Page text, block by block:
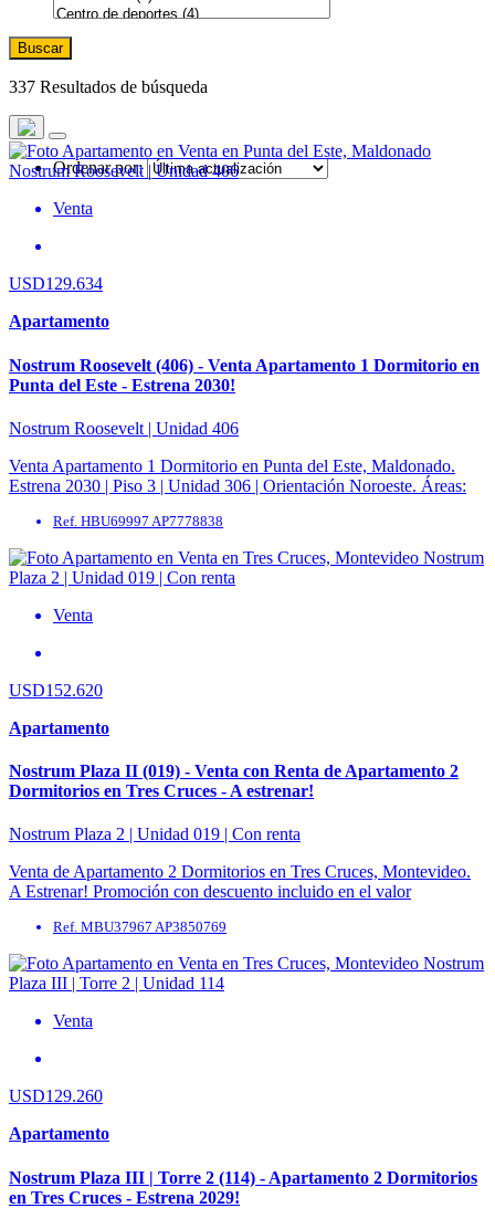
Buscar
337 Resultados de búsqueda
Ordenar por:
Venta
USD129.634
Apartamento
Nostrum Roosevelt (406) - Venta Apartamento 1 Dormitorio en
Punta del Este - Estrena 2030!
Nostrum Roosevelt | Unidad 406
Venta Apartamento 1 Dormitorio en Punta del Este, Maldonado.
Estrena 2030 | Piso 3 | Unidad 306 | Orientación Noroeste. Áreas:
Ref. HBU69997 AP7778838
Venta
USD152.620
Apartamento
Nostrum Plaza II (019) - Venta con Renta de Apartamento 2
Dormitorios en Tres Cruces - A estrenar!
Nostrum Plaza 2 | Unidad 019 | Con renta
Venta de Apartamento 2 Dormitorios en Tres Cruces, Montevideo.
A Estrenar! Promoción con descuento incluido en el valor
Ref. MBU37967 AP3850769
Venta
USD129.260
Apartamento
Nostrum Plaza III | Torre 2 (114) - Apartamento 2 Dormitorios
en Tres Cruces - Estrena 2029!